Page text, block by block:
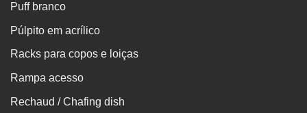
Puff branco
Púlpito em acrílico
Racks para copos e loiças
Rampa acesso
Rechaud / Chafing dish